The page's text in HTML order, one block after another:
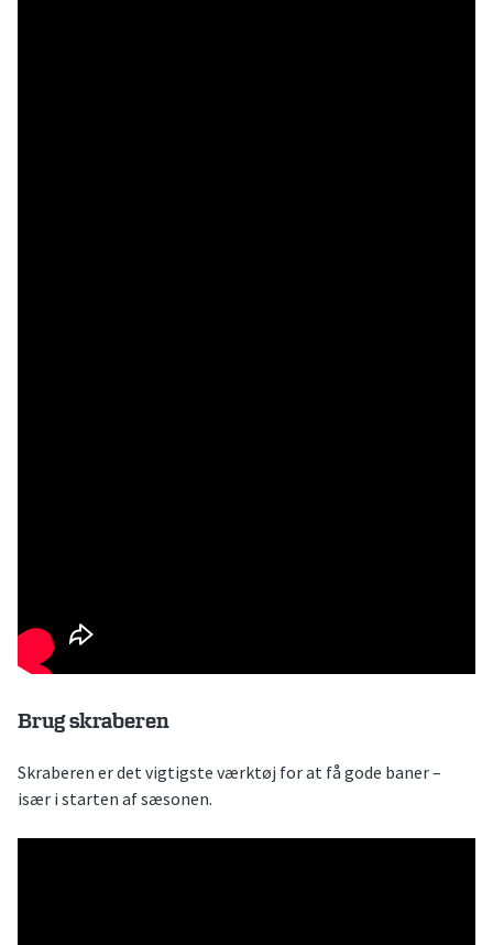
Brug skraberen
Skraberen er det vigtigste værktøj for at få gode baner –
især i starten af sæsonen.